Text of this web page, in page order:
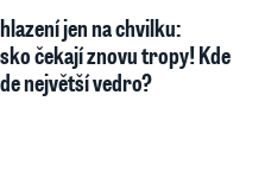
jen na chvilku:
čekají znovu tropy! Kde
největší vedro?